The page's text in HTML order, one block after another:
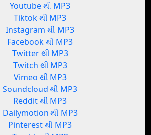
Youtube થી MP3
Tiktok થી MP3
Instagram થી MP3
Facebook થી MP3
Twitter થી MP3
Twitch થી MP3
Vimeo થી MP3
Soundcloud થી MP3
Reddit થી MP3
Dailymotion થી MP3
Pinterest થી MP3